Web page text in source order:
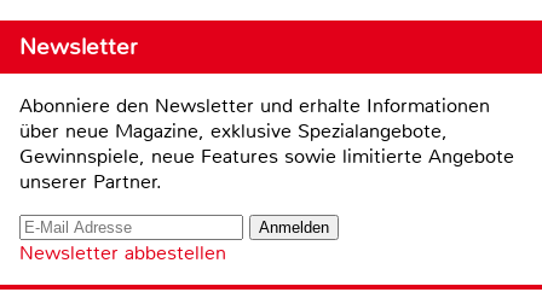
Newsletter
Abonniere den Newsletter und erhalte Informationen
über neue Magazine, exklusive Spezialangebote,
Gewinnspiele, neue Features sowie limitierte Angebote
unserer Partner.
Newsletter abbestellen